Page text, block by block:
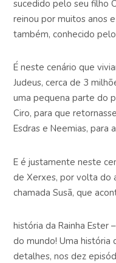
sucedido pelo seu filho
reinou por muitos anos
também, conhecido
É neste cenário que
Judeus, cerca de 3
uma pequena parte do
Ciro, para que
Esdras e Neemias, para
E é justamente neste
de Xerxes, por volta do
chamada Susã, que
história da Rainha Ester
do mundo! Uma história
detalhes, nos dez